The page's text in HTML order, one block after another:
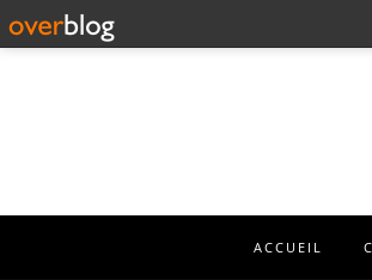
ACCUEIL